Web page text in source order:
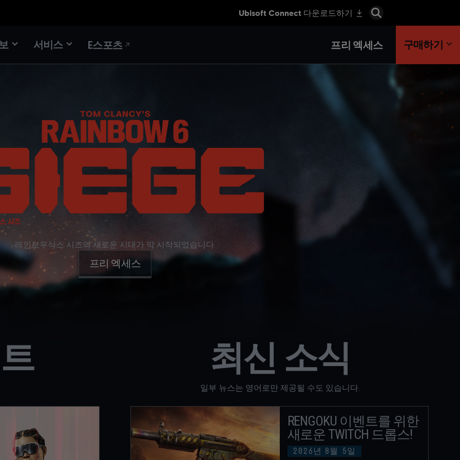
서비스 E스포츠 프리 엑세스 구매하기
레인보우식스 시즈의 새로운 시대가 막 시작되었습니다.
프리 엑세스
최신 소식
일부 뉴스는 영어로만 제공될 수도 있습니다.
2026년 8월 5일
RENGOKU 이벤트를 위한
새로운 TWITCH 드롭스!